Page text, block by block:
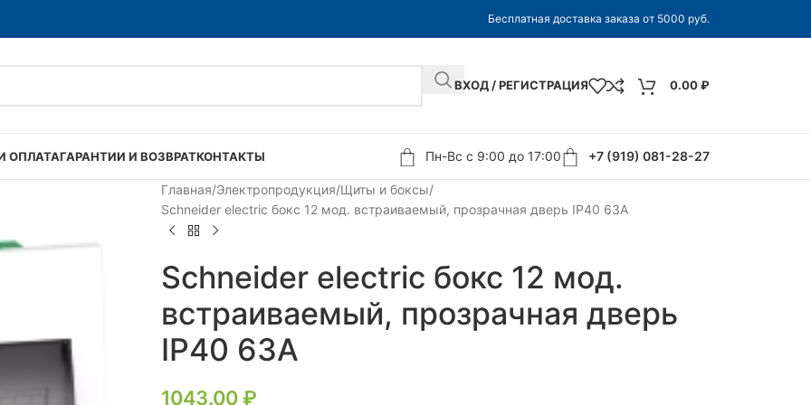
Бесплатная доставка заказа от 5000 руб.
ВХОД / РЕГИСТРАЦИЯ 0.00₽
ОПЛАТАГАРАНТИИ И ВОЗВРАТКОНТАКТЫ Пн-Вс с 9:00 до 17:00 +7 (919) 081-28-27
Главная Электропродукция Щиты и боксы
Schneider electric бокс 12 мод. встраиваемый, прозрачная дверь IP40 63А
Schneider electric бокс 12 мод.
встраиваемый, прозрачная дверь
IP40 63А
1043.00 ₽